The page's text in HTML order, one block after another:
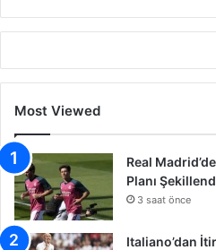
Most Viewed
Real
Planı
3 saat önce
Italiano’dan